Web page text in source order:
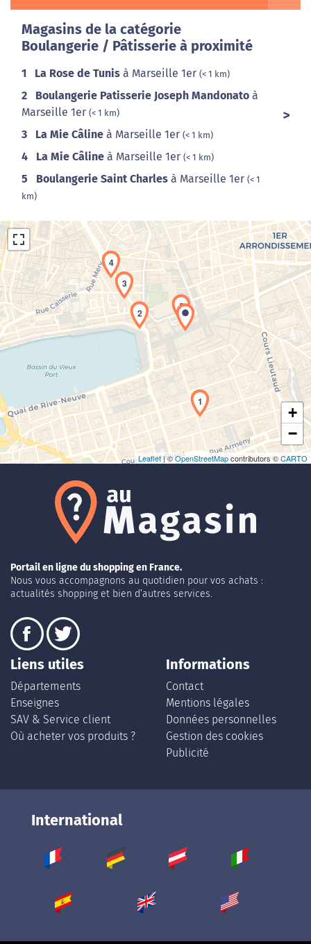
Magasins de la catégorie
Boulangerie / Pâtisserie à proximité
1 La Rose de Tunis à Marseille 1er (< 1 km)
2 Boulangerie Patisserie Joseph Mandonato à
Marseille 1er (< 1 km)
3 La Mie Câline à Marseille 1er (< 1 km)
4 La Mie Câline à Marseille 1er (< 1 km)
5 Boulangerie Saint Charles à Marseille 1er (< 1
km)
Chargement de la carte en cours...
1
2
3
4
5
+
−
Leaflet| ©OpenStreetMapcontributors ©CARTO
Portail en ligne du shopping en France.
Nous vous accompagnons au quotidien pour vos achats :
actualités shopping et bien d’autres services.
Liens utiles
Départements
Enseignes
SAV & Service client
Où acheter vos produits ?
Informations
Contact
Mentions légales
Données personnelles
Gestion des cookies
Publicité
International